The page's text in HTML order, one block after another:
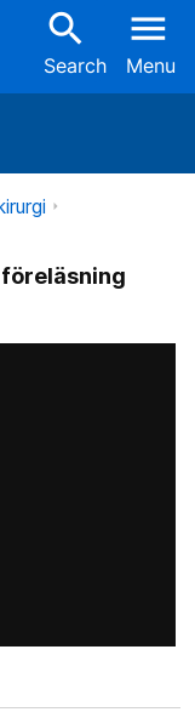
search
Search
menu
Menu